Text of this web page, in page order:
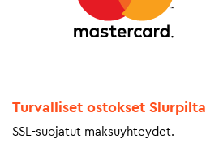
Turvalliset ostokset Slurpilta
SSL-suojatut maksuyhteydet.